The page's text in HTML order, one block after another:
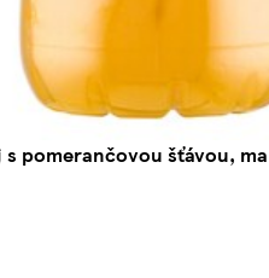
pomerančovou šťávou,